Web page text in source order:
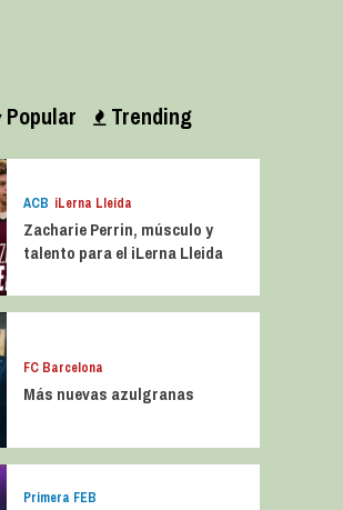
Popular Trending
ACB iLerna Lleida
Zacharie Perrin, músculo y
talento para el iLerna Lleida
FC Barcelona
Más nuevas azulgranas
Primera FEB